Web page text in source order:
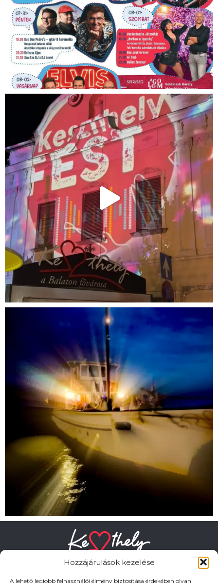
Hozzájárulások kezelése
A lehető legjobb felhasználói élmény biztosítása érdekében olyan